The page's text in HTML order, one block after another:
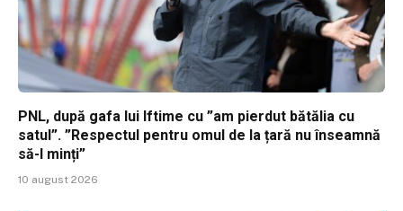
PNL, după gafa lui Iftime cu ”am pierdut bătălia cu
satul”. ”Respectul pentru omul de la țară nu înseamnă
să-l minți”
10 august 2026